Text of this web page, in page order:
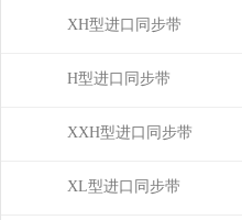
XH型进口同步带
H型进口同步带
XXH型进口同步带
XL型进口同步带